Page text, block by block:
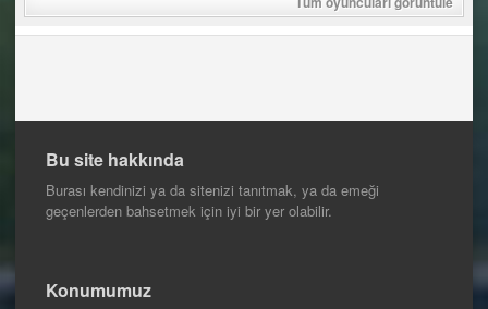
Bu site hakkında
Burası kendinizi ya da sitenizi tanıtmak, ya da emeği
geçenlerden bahsetmek için iyi bir yer olabilir.
Konumumuz